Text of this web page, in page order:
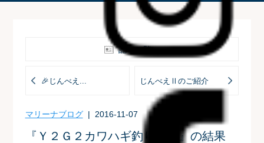
記事一覧へ
🎉じんべえ... じんべえⅡのご紹介
マリーナブログ| 2016-11-07
『Ｙ２Ｇ２カワハギ釣り大会』の結果